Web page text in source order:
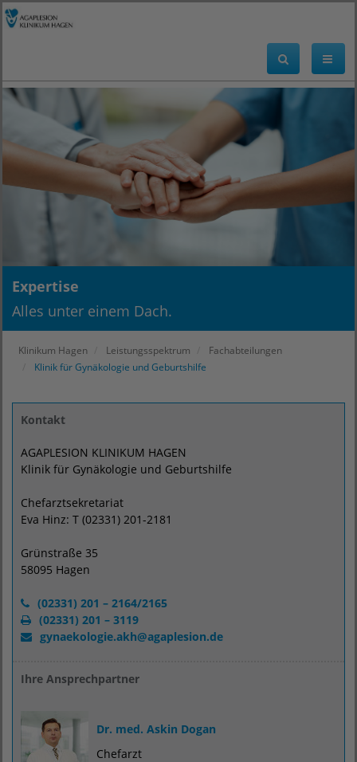
Expertise
Alles unter einem Dach.
Klinikum Hagen Leistungsspektrum
Fachabteilungen
Klinik für Gynäkologie und Geburtshilfe
Kontakt
AGAPLESION KLINIKUM HAGEN
Klinik für Gynäkologie und Geburtshilfe
Chefarztsekretariat
Eva Hinz: T (02331) 201-2181
Grünstraße 35
58095 Hagen
(02331) 201 – 2164/2165
(02331) 201 – 3119
gynaekologie.akh@agaplesion.de
Ihre Ansprechpartner
Dr. med. Askin Dogan
Chefarzt